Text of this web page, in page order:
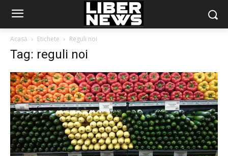
Acasă Etichete Reguli noi
Tag: reguli noi